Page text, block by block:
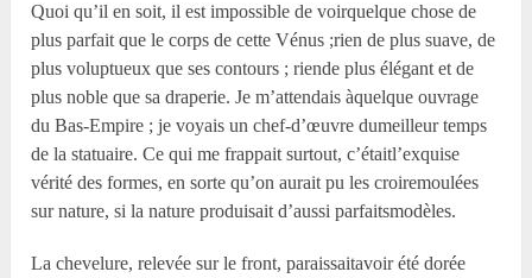
Quoi qu’il en soit, il est impossible de voirquelque chose de
plus parfait que le corps de cette Vénus ;rien de plus suave, de
plus voluptueux que ses contours ; riende plus élégant et de
plus noble que sa draperie. Je m’attendais àquelque ouvrage
du Bas-Empire ; je voyais un chef-d’œuvre dumeilleur temps
de la statuaire. Ce qui me frappait surtout, c’étaitl’exquise
vérité des formes, en sorte qu’on aurait pu les croiremoulées
sur nature, si la nature produisait d’aussi parfaitsmodèles.
La chevelure, relevée sur le front, paraissaitavoir été dorée